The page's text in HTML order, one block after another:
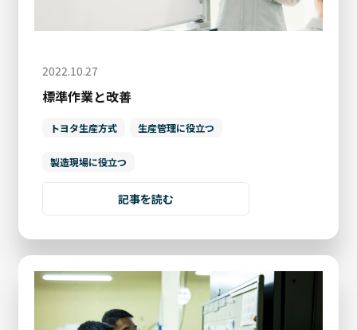
2022.10.27
標準作業と改善
トヨタ生産方式 生産管理に役立つ
製造現場に役立つ
記事を読む